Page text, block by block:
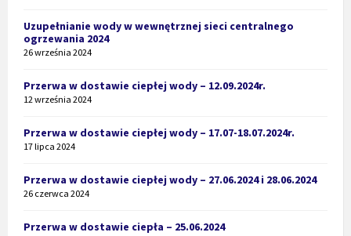
Uzupełnianie wody w wewnętrznej sieci centralnego
ogrzewania 2024
26 września 2024
Przerwa w dostawie ciepłej wody – 12.09.2024r.
12 września 2024
Przerwa w dostawie ciepłej wody – 17.07-18.07.2024r.
17 lipca 2024
Przerwa w dostawie ciepłej wody – 27.06.2024 i 28.06.2024
26 czerwca 2024
Przerwa w dostawie ciepła – 25.06.2024